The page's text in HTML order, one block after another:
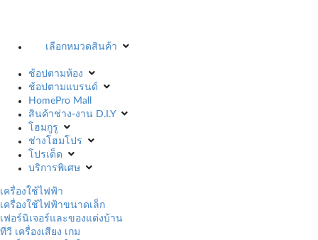
เลือกหมวดสินค้า
ช้อปตามห้อง
ช้อปตามแบรนด์
HomePro Mall
สินค้าช่าง-งาน D.I.Y
โฮมกูรู
ช่างโฮมโปร
โปรเด็ด
บริการพิเศษ
เครื่องใช้ไฟฟ้า
เครื่องใช้ไฟฟ้าขนาดเล็ก
เฟอร์นิเจอร์และของแต่งบ้าน
ทีวี เครื่องเสียง เกม